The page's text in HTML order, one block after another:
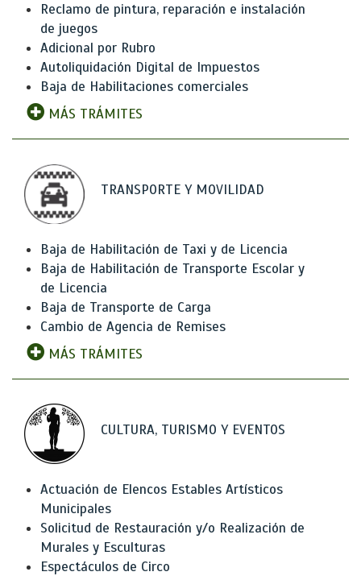
Reclamo de pintura, reparación e instalación
de juegos
Adicional por Rubro
Autoliquidación Digital de Impuestos
Baja de Habilitaciones comerciales
MÁS TRÁMITES
TRANSPORTE Y MOVILIDAD
Baja de Habilitación de Taxi y de Licencia
Baja de Habilitación de Transporte Escolar y
de Licencia
Baja de Transporte de Carga
Cambio de Agencia de Remises
MÁS TRÁMITES
CULTURA, TURISMO Y EVENTOS
Actuación de Elencos Estables Artísticos
Municipales
Solicitud de Restauración y/o Realización de
Murales y Esculturas
Espectáculos de Circo